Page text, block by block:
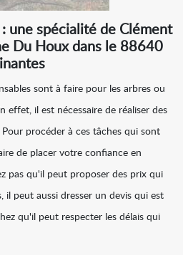
: une spécialité de Clément
Du Houx dans le 88640
sont à faire pour les arbres ou
effet, il est nécessaire de réaliser des
procéder à ces tâches qui sont
de placer votre confiance en
pas qu'il peut proposer des prix qui
il peut aussi dresser un devis qui est
qu'il peut respecter les délais qui